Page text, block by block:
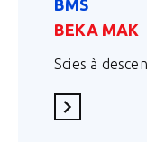
BMS
BEKA MAK
Scies à
En savoir plus